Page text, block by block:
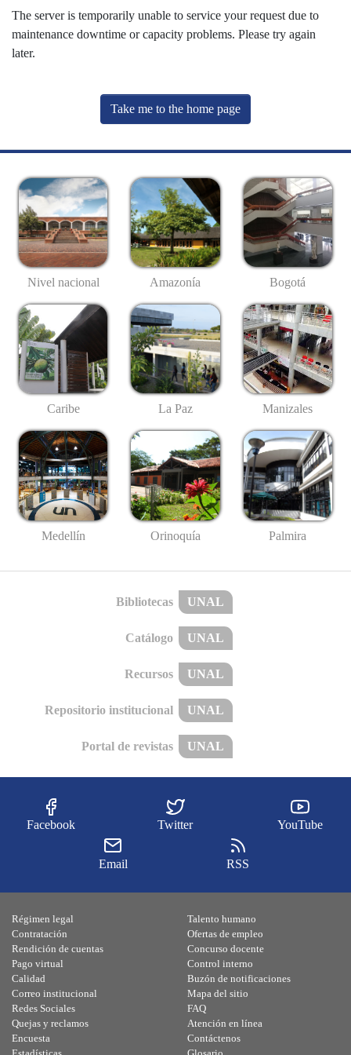
The server is temporarily unable to service your request due to
maintenance downtime or capacity problems. Please try again
later.
Take me to the home page
Nivel nacional Amazonía Bogotá
Caribe La Paz Manizales
Medellín Orinoquía Palmira
Bibliotecas UNAL
Catálogo UNAL
Recursos UNAL
Repositorio institucional UNAL
Portal de revistas UNAL
Facebook Twitter YouTube
Email RSS
Régimen legal
Contratación
Rendición de cuentas
Pago virtual
Calidad
Talento humano
Ofertas de empleo
Concurso docente
Control interno
Buzón de notificaciones
Correo institucional
Redes Sociales
Quejas y reclamos
Encuesta
Mapa del sitio
FAQ
Atención en línea
Contáctenos